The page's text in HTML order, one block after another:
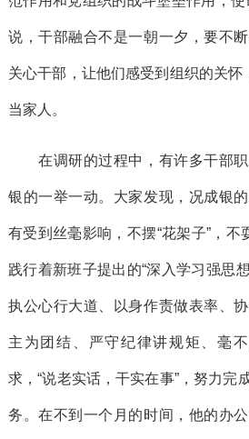
说，干部融合不是一朝一夕，要不
关心干部，让他们感受到组织的关怀
当家人。
在调研的过程中，有许多干部职
银的一举一动。大家发现，况成银
有受到丝毫影响，不摆“花架子”，不
践行着新班子提出的“深入学习强思
执公心行大道、以身作责做表率、
主为团结、严守纪律讲规矩、毫
求，“说老实话，干实在事”，努力完
务。在不到一个月的时间，他的办